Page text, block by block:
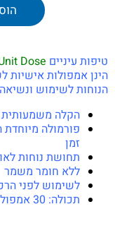
טיפות עיניים Dose
הינן אמפולות אישיות
הנוחותלשימוש
הקלה משמעותית
פורמולה
זמן
תחושת נוחות
ללא חומר משמר
לשימוש לפני
תכולה: 30 אמפולות * 0.7 מ"ל